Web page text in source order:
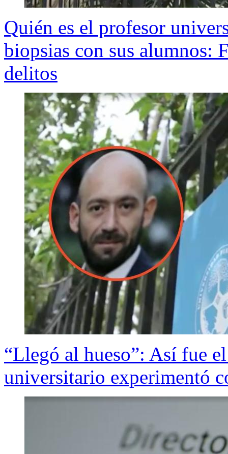
Quién es el profesor
biopsias con sus alumnos:
delitos
“Llegó al hueso”: Así fue
universitario experimentó